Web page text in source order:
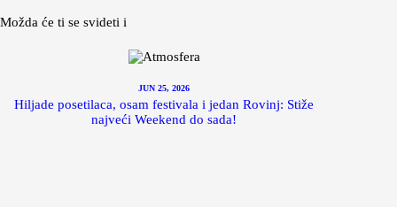
Možda će ti se svideti i
JUN 25, 2026
Hiljade posetilaca, osam festivala i jedan Rovinj: Stiže
najveći Weekend do sada!